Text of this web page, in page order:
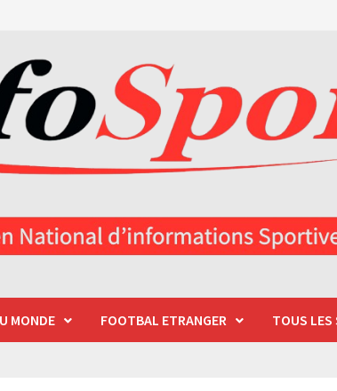
MONDE FOOTBAL ETRANGER TOUS LES